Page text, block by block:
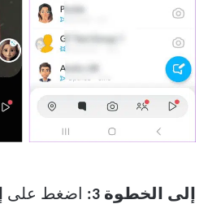
إلى الخطوة 3: اضغط على